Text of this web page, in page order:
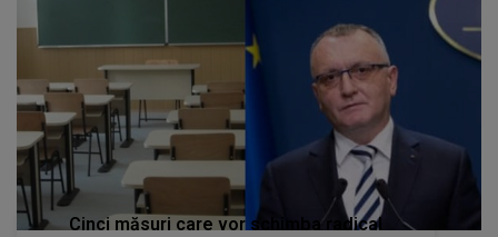
Cinci măsuri care vor schimba radical